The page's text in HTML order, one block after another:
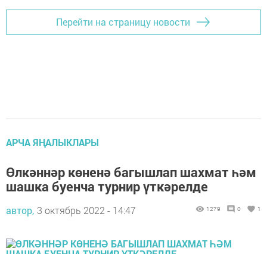
Перейти на страницу новости
АРЧА ЯҢАЛЫКЛАРЫ
Өлкәннәр көненә багышлап шахмат һәм
шашка буенча турнир үткәрелде
автор, 3 октябрь 2022 - 14:47 1279 0 1